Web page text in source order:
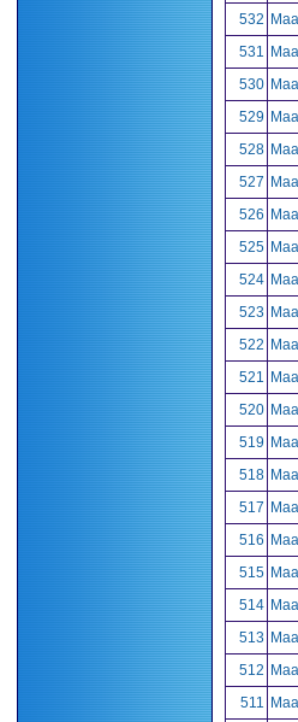
532
531
530
529
528
527
526
525
524
523
522
521
520
519
518
517
516
515
514
513
512
511